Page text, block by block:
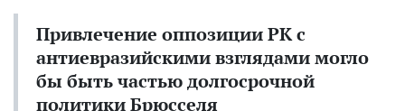
Привлечение оппозиции РК с
антиевразийскими взглядами могло
бы быть частью долгосрочной
политики Брюсселя